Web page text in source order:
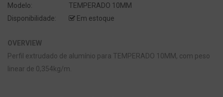
Modelo:
TEMPERADO 10MM
Disponibilidade:
Em estoque
OVERVIEW
Perfil extrudado de alumínio para TEMPERADO 10MM, com peso
linear de 0,354kg/m.